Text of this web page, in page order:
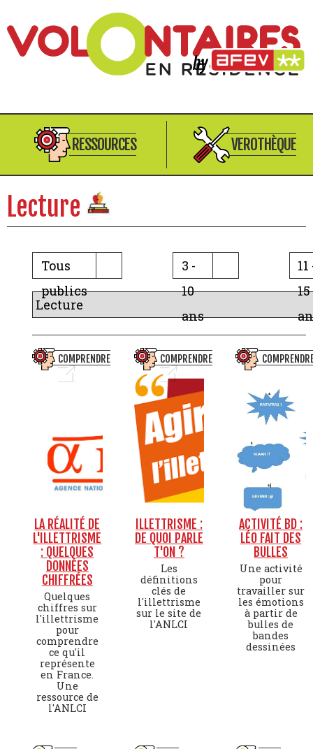
RESSOURCES VEROTHÈQUE
Lecture
Tous
publics
3 -
10
ans
11
15
COMPRENDRE
LA RÉALITÉ DE
L'ILLETTRISME
: QUELQUES
DONNÉES
CHIFFRÉES
Quelques
chiffres sur
l'illettrisme
pour
comprendre
ce qu'il
représente
en France.
Une
ressource de
l'ANLCI
COMPRENDRE
ILLETTRISME :
DE QUOI PARLE
T'ON ?
Les
définitions
clés de
l'illettrisme
sur le site de
l'ANLCI
ACTIVITÉ BD :
LÉO FAIT DES
BULLES
Une activité
pour
travailler sur
les émotions
à partir de
bulles de
bandes
dessinées